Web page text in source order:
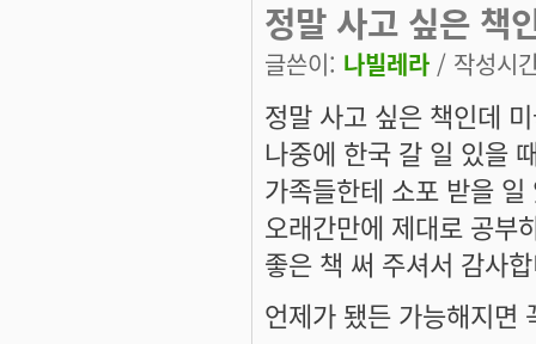
정말 사고 싶은 책
글쓴이: 나빌레라 / 작성시
정말 사고 싶은 책인데
나중에 한국 갈 일 있을
가족들한테 소포 받을
오래간만에 제대로 공부
좋은 책 써 주셔서 감사
언제가 됐든 가능해지면